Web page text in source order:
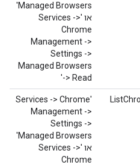
Managed Browsers'
או 'Services ->
Chrome
Management ->
Settings ->
Managed Browsers
-> Read'
‫'Services -> Chrome
Management ->
Settings ->
Managed Browsers'
או 'Services ->
Chrome